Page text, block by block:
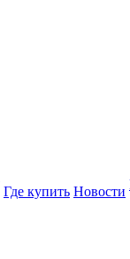
Где купить Новости